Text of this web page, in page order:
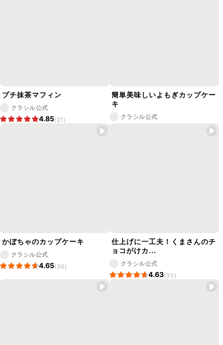
プチ抹茶マフィン
クラシル公式
4.85(21)
簡単美味しいよもぎカップケー
キ
クラシル公式
かぼちゃのカップケーキ
クラシル公式
4.65(36)
仕上げに一工夫！くまさんのチ
ョコがけカ...
クラシル公式
4.63(35)